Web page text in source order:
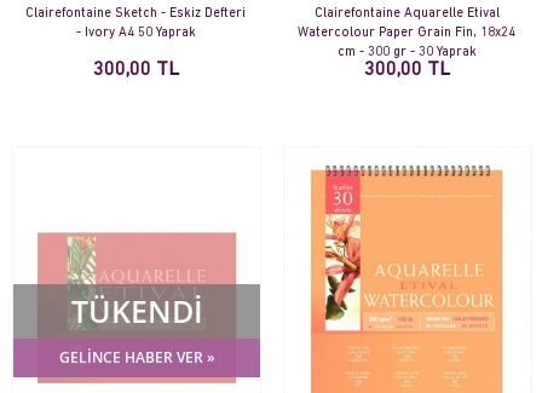
Clairefontaine Sketch - Eskiz Defteri
- Ivory A4 50 Yaprak
300,00 TL
Clairefontaine Aquarelle Etival
Watercolour Paper Grain Fin, 18x24
cm - 300 gr - 30 Yaprak
300,00 TL
TÜKENDİ
GELİNCE HABER VER »